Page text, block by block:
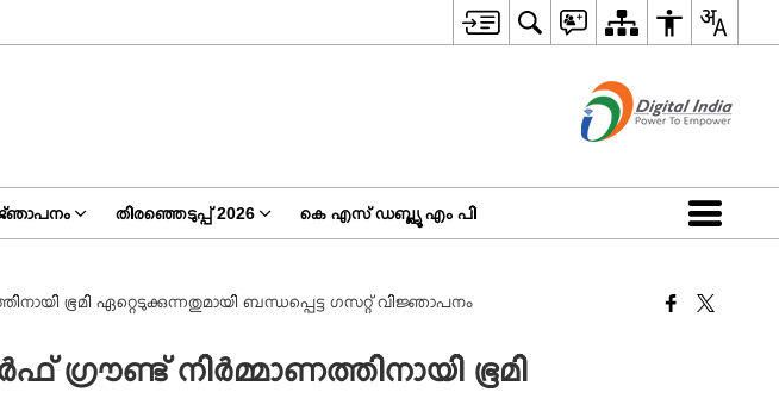
തിരഞ്ഞെടുപ്പ് 2026 കെ എസ് ഡബ്ല്യൂ എം പി
ഭൂമി ഏറ്റെടുക്കുന്നതുമായി ബന്ധപ്പെട്ട ഗസറ്റ് വിജ്ഞാപനം
ഗ്രൗണ്ട് നിർമ്മാണത്തിനായി ഭൂമി